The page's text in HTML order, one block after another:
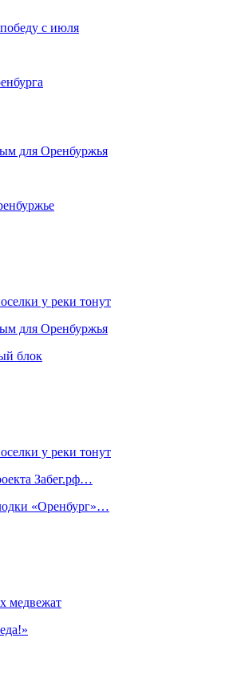
с июля
для Оренбуржья
у реки тонут
для Оренбуржья
блок
у реки тонут
Забег.рф…
«Оренбург»…
медвежат